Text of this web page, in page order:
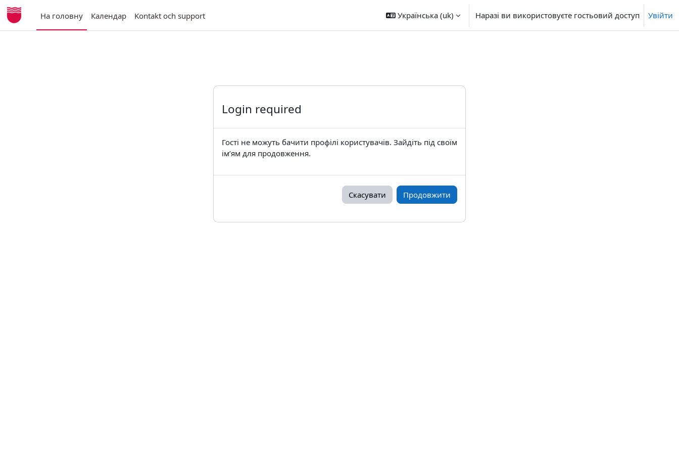
Перейти до головного вмісту
На головну
Календар Kontakt och support Українська ‎(uk)‎ Наразі ви використовуєте гостьовий доступ Увійти
Login required
Гості не можуть бачити профілі користувачів. Зайдіть під своїм
ім’ям для продовження.
Скасувати Продовжити